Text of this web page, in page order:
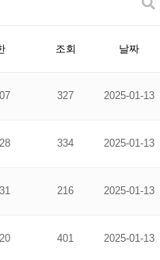
조회 날짜
327 2025-01-13
334 2025-01-13
216 2025-01-13
401 2025-01-13